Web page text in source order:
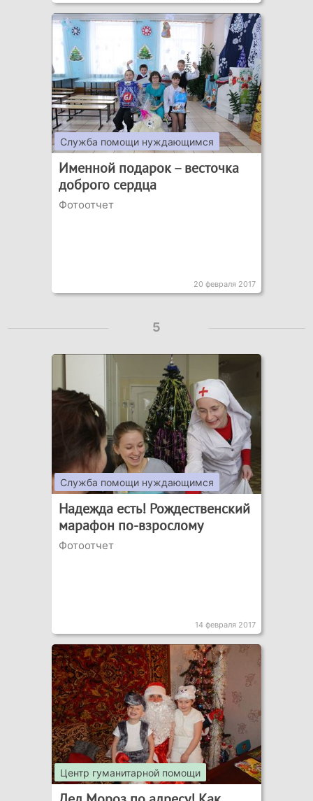
Служба помощи нуждающимся
Именной подарок – весточка
доброго сердца
Фотоотчет
20 февраля 2017
5
Служба помощи нуждающимся
Надежда есть! Рождественский
марафон по-взрослому
Фотоотчет
14 февраля 2017
Центр гуманитарной помощи